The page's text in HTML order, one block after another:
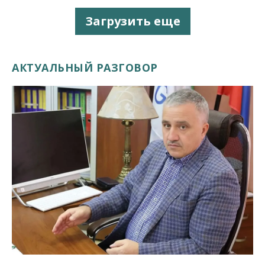
Загрузить еще
АКТУАЛЬНЫЙ РАЗГОВОР